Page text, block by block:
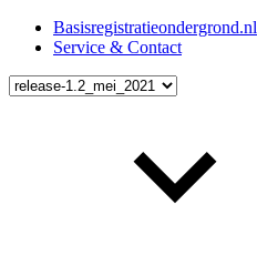
Basisregistratieondergrond.nl
Service & Contact